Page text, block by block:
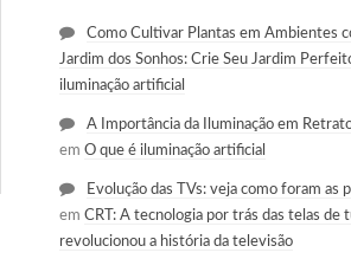
Como Cultivar Plantas em Ambientes
Jardim dos Sonhos: Crie Seu Jardim
iluminação artificial
A Importância da Iluminação em
em O que é iluminação artificial
Evolução das TVs: veja como foram as
em CRT: A tecnologia por trás das telas de
revolucionou a história da televisão